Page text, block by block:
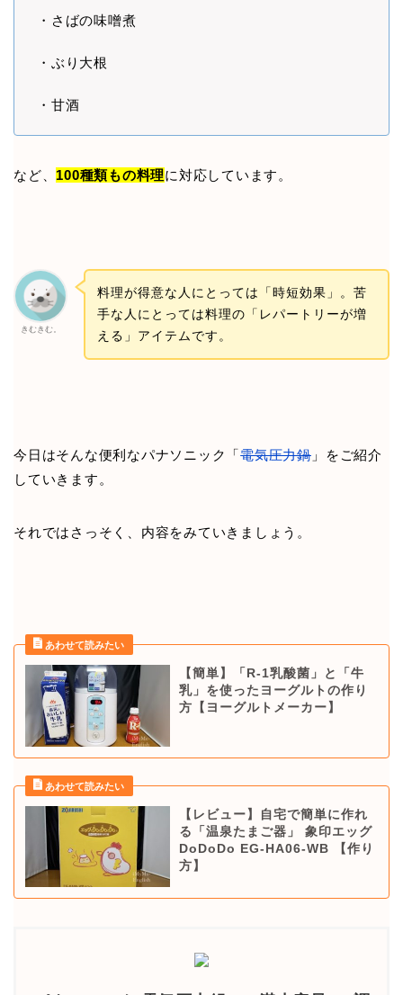
・さばの味噌煮
・ぶり大根
・甘酒
など、 100種類もの料理に対応しています。
きむきむ。
料理が得意な人にとっては「時短効果」。苦
手な人にとっては料理の「レパートリーが増
える」アイテムです。
今日はそんな便利なパナソニック「電気圧力鍋」をご紹介
していきます。
それではさっそく、内容をみていきましょう。
【簡単】「R-1乳酸菌」と「牛
乳」を使ったヨーグルトの作り
方【ヨーグルトメーカー】
【レビュー】自宅で簡単に作れ
る「温泉たまご器」 象印エッグ
DoDoDo EG-HA06-WB 【作り
方】